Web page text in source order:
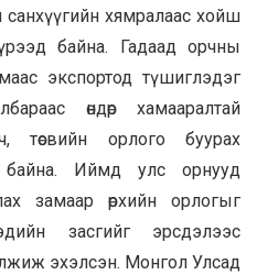
хямралаас хойш
байна. Гадаад орчны
экспортод түшиглэдэг
өндөр хамааралтай
төсвийн орлого буурах
Иймд улс орнууд
замаар өрхийн орлогыг
засгийг эрсдэлээс
эхэлсэн. Монгол Улсад